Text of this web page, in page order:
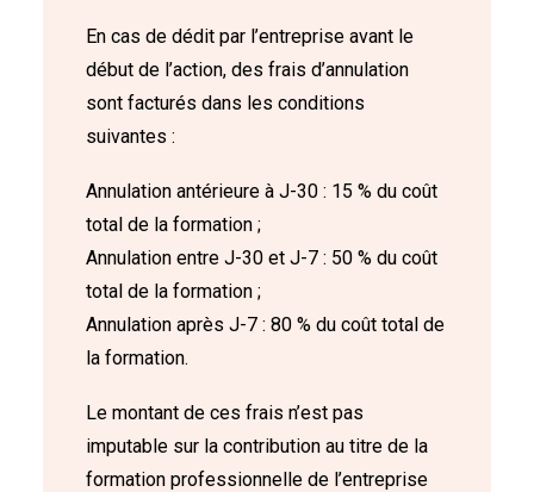
En cas de dédit par l’entreprise avant le
début de l’action, des frais d’annulation
sont facturés dans les conditions
suivantes :
Annulation antérieure à J-30 : 15 % du coût
total de la formation ;
Annulation entre J-30 et J-7 : 50 % du coût
total de la formation ;
Annulation après J-7 : 80 % du coût total de
la formation.
Le montant de ces frais n’est pas
imputable sur la contribution au titre de la
formation professionnelle de l’entreprise